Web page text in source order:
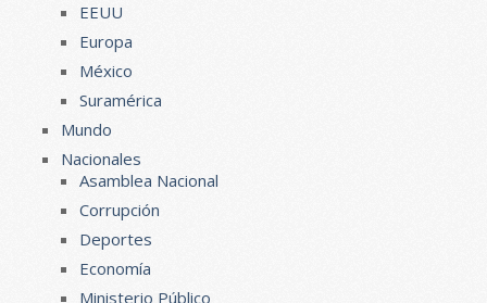
EEUU
Europa
México
Suramérica
Mundo
Nacionales
Asamblea Nacional
Corrupción
Deportes
Economía
Ministerio Público